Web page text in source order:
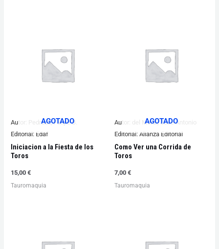
AGOTADO
Autor:
Pedraza, Felipe B.
Editorial: Edaf
Iniciacion a la Fiesta de los
Toros
15,00€
Tauromaquia
AGOTADO
Autor:
del Moral, Jose Antonio
Editorial: Alianza Editorial
Como Ver una Corrida de
Toros
7,00 €
Tauromaquia